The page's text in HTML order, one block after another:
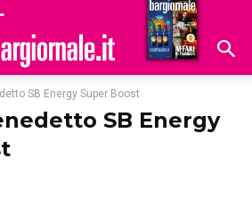
Hoteldomani
SB Energy Super Boost
SB Energy